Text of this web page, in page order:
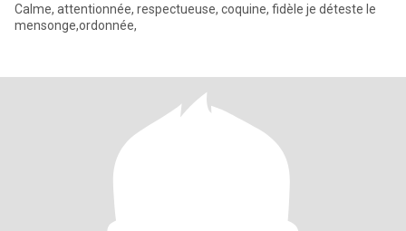
Calme, attentionnée, respectueuse, coquine, fidèle je déteste le
mensonge,ordonnée,